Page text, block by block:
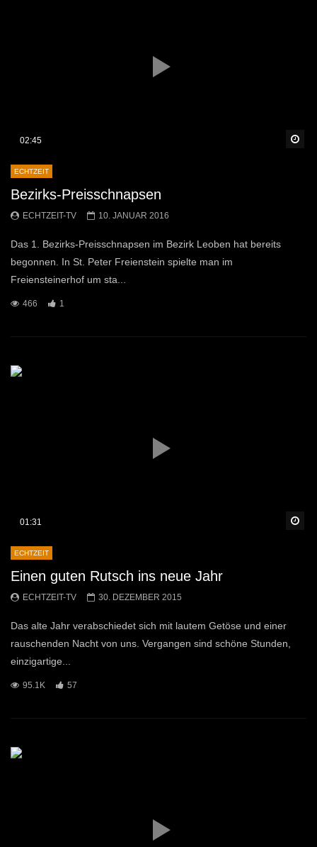
02:45
ECHTZEIT
Bezirks-Preisschnapsen
ECHTZEIT-TV 10. JANUAR 2016
Das 1. Bezirks-Preisschnapsen im Bezirk Leoben hat bereits
begonnen. In St. Peter Freienstein spielte man im
Freiensteinerhof um sta...
466 1
01:31
ECHTZEIT
Einen guten Rutsch ins neue Jahr
ECHTZEIT-TV 30. DEZEMBER 2015
Das alte Jahr verabschiedet sich mit lautem Getöse und einer
rauschenden Nacht von uns. Vergangen sind schöne Stunden,
einzigartige...
95.1K 57